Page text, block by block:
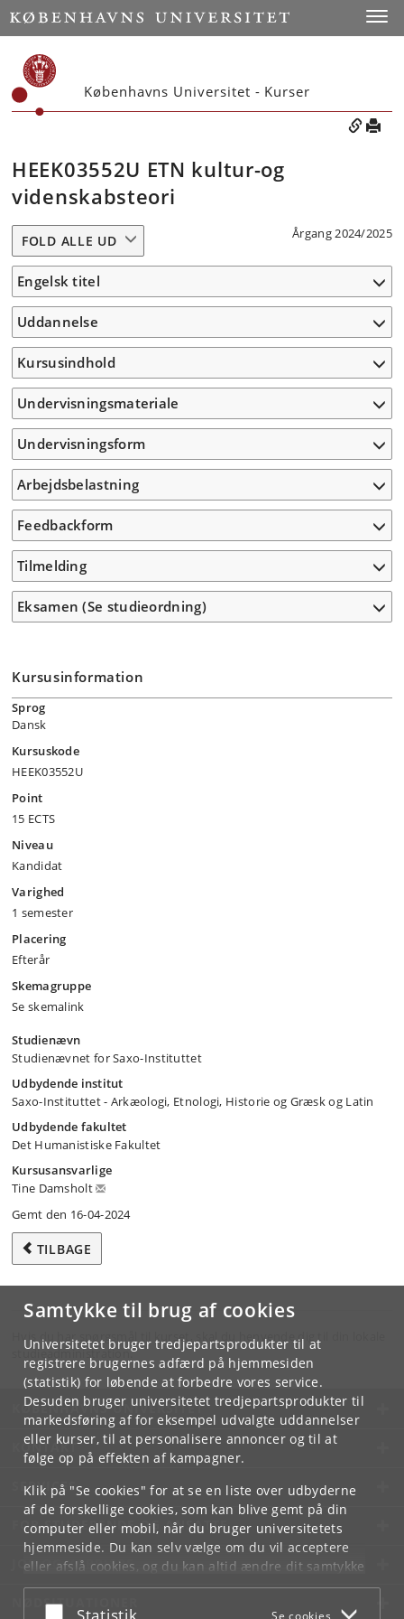
Samtykke til brug af cookies
Universitetet bruger tredjepartsprodukter til at
registrere brugernes adfærd på hjemmesiden
(statistik) for løbende at forbedre vores service.
Desuden bruger universitetet tredjepartsprodukter til
markedsføring af for eksempel udvalgte uddannelser
eller kurser, til at personalisere annoncer og til at
følge op på effekten af kampagner.
Klik på "Se cookies" for at se en liste over udbyderne
af de forskellige cookies, som kan blive gemt på din
computer eller mobil, når du bruger universitetets
hjemmeside. Du kan selv vælge om du vil acceptere
eller afslå cookies, og du kan altid ændre dit samtykke
underCookie- og privatlivspolitiksom du finder i
bunden af hver side.
Acceptér eller afslå Se cookies
Københavns Universitet - Kurser
HEEK03552U ETN kultur-og
videnskabsteori
Årgang 2024/2025
FOLD ALLE UD
Engelsk titel
Uddannelse
Kursusindhold
Undervisningsmateriale
Undervisningsform
Arbejdsbelastning
Feedbackform
Tilmelding
Eksamen (Se studieordning)
Kursusinformation
Sprog
Dansk
Kursuskode
HEEK03552U
Point
15 ECTS
Niveau
Kandidat
Varighed
1 semester
Placering
Efterår
Skemagruppe
Se skemalink
Studienævn
Studienævnet for Saxo-Instituttet
Udbydende institut
Saxo-Instituttet - Arkæologi, Etnologi, Historie og Græsk og Latin
Udbydende fakultet
Det Humanistiske Fakultet
Kursusansvarlige
Tine Damsholt
Gemt den 16-04-2024
TILBAGE
Hvis du har spørgsmål til kurset, skal du henvende dig til din lokale
studieadministration.
KØBENHAVNS UNIVERSITET
KONTAKT
SERVICES
FOR STUDERENDE OG ANSATTE
JOB OG KARRIERE
NØDSITUATIONER